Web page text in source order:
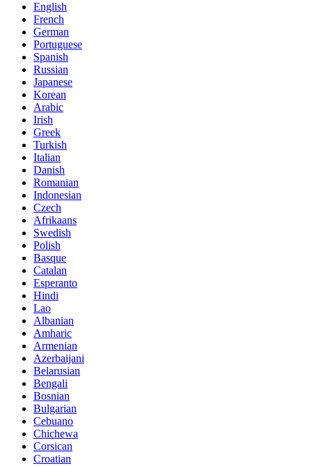
English
French
German
Portuguese
Spanish
Russian
Japanese
Korean
Arabic
Irish
Greek
Turkish
Italian
Danish
Romanian
Indonesian
Czech
Afrikaans
Swedish
Polish
Basque
Catalan
Esperanto
Hindi
Lao
Albanian
Amharic
Armenian
Azerbaijani
Belarusian
Bengali
Bosnian
Bulgarian
Cebuano
Chichewa
Corsican
Croatian